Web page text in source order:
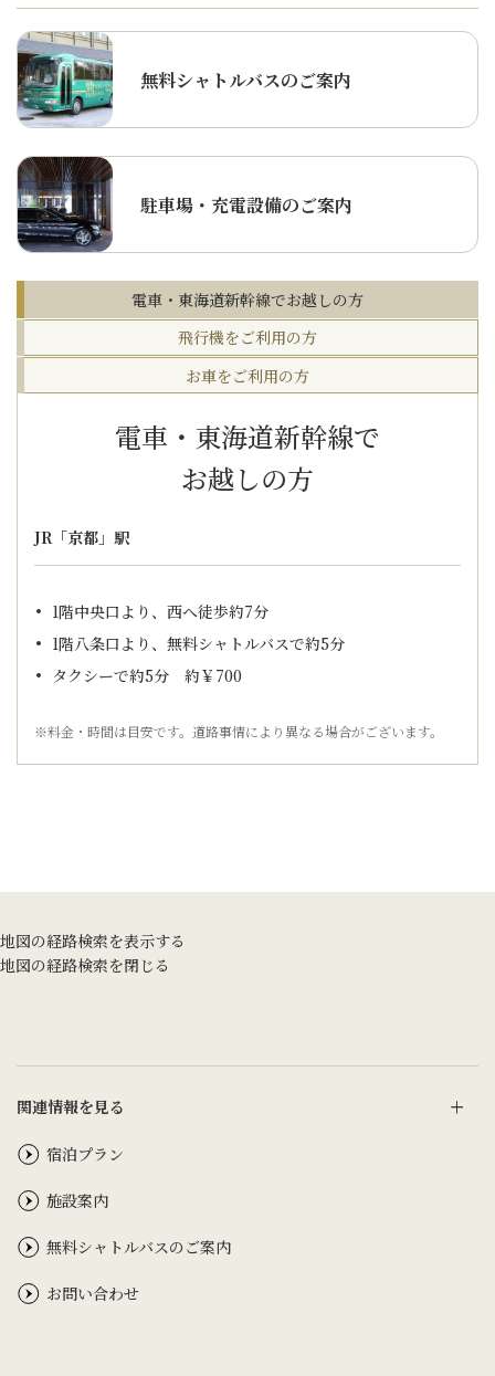
無料シャトルバスのご案内
駐車場・充電設備のご案内
電車・東海道新幹線でお越しの方
飛行機をご利用の方
お車をご利用の方
電車・東海道新幹線で
お越しの方
JR「京都」駅
1階中央口より、西へ徒歩約7分
1階八条口より、無料シャトルバスで約5分
タクシーで約5分 約￥700
※料金・時間は目安です。道路事情により異なる場合がございます。
地図の経路検索を表示する
地図の経路検索を閉じる
関連情報を見る
宿泊プラン
施設案内
無料シャトルバスのご案内
お問い合わせ